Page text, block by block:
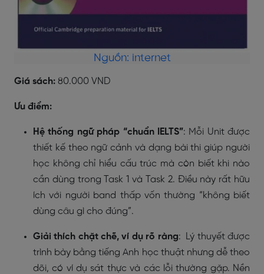
Nguồn: internet
Giá sách: 80.000 VND
Ưu điểm:
Hệ thống ngữ pháp “chuẩn IELTS”: Mỗi Unit được
thiết kế theo ngữ cảnh và dạng bài thi giúp người
học không chỉ hiểu cấu trúc mà còn biết khi nào
cần dùng trong Task 1 và Task 2. Điều này rất hữu
ích với người band thấp vốn thường “không biết
dùng câu gì cho đúng”.
Giải thích chặt chẽ, ví dụ rõ ràng: Lý thuyết được
trình bày bằng tiếng Anh học thuật nhưng dễ theo
dõi, có ví dụ sát thực và các lỗi thường gặp. Nền